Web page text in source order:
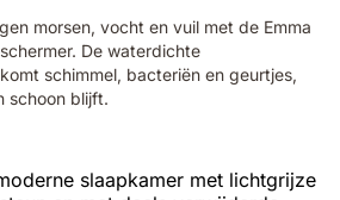
morsen, vocht en vuil met de Emma
De waterdichte
schimmel, bacteriën en geurtjes,
schoon blijft.